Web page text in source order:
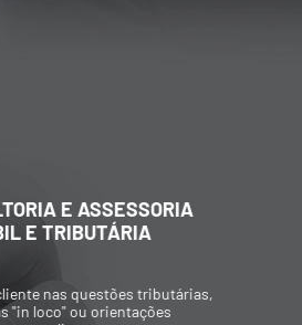
tributárias,
orientações